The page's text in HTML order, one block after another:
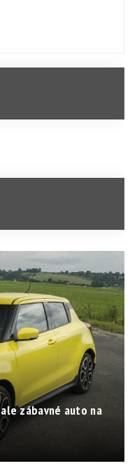
zábavné auto na